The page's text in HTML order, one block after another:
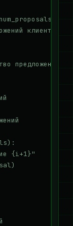
клиентов.
предложений
{i+1}"